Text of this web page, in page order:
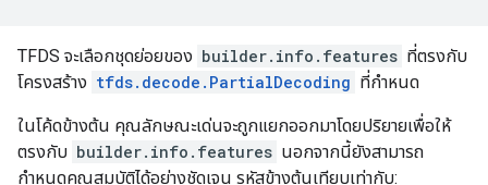
TFDS จะเลือกชุดย่อยของ builder.info.features ที่ตรงกับ
โครงสร้าง tfds.decode.PartialDecoding ที่กำหนด
ในโค้ดข้างต้น คุณลักษณะเด่นจะถูกแยกออกมาโดยปริยายเพื่อให้
ตรงกับ builder.info.features นอกจากนี้ยังสามารถ
กำหนดคุณสมบัติได้อย่างชัดเจน รหัสข้างต้นเทียบเท่ากับ: